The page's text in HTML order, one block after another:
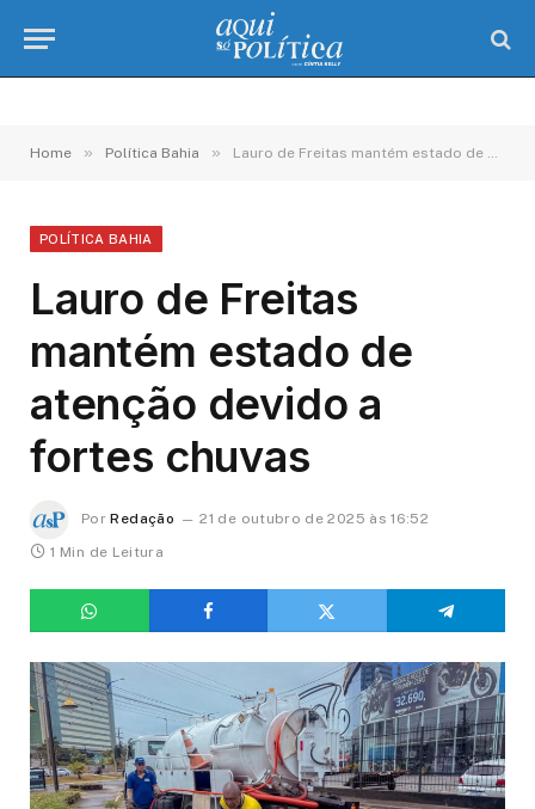
Home » Política Bahia » Lauro de Freitas mantém estado de atenção devido a fortes chuvas
POLÍTICA BAHIA
Lauro de Freitas
mantém estado de
atenção devido a
fortes chuvas
Por Redação
21 de outubro de 2025 às 16:52
1 Min de Leitura